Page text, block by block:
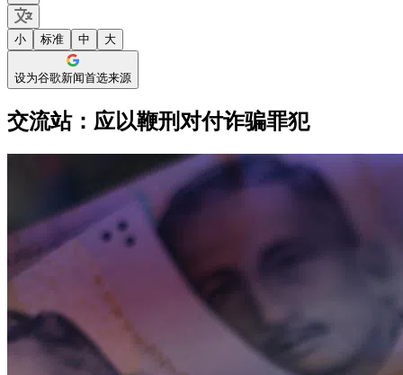
小 标准 中 大
设为谷歌新闻首选来源
交流站：应以鞭刑对付诈骗罪犯